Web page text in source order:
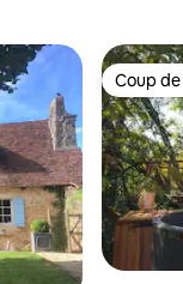
appréciés Coup
Coup